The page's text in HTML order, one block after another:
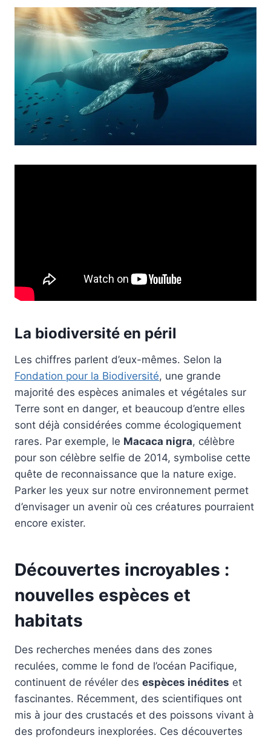
La biodiversité en péril
Les chiffres parlent d’eux-mêmes. Selon la
Fondation pour la Biodiversité, une grande
majorité des espèces animales et végétales sur
Terre sont en danger, et beaucoup d’entre elles
sont déjà considérées comme écologiquement
rares. Par exemple, le Macaca nigra, célèbre
pour son célèbre selfie de 2014, symbolise cette
quête de reconnaissance que la nature exige.
Parker les yeux sur notre environnement permet
d’envisager un avenir où ces créatures pourraient
encore exister.
Découvertes incroyables :
nouvelles espèces et
habitats
Des recherches menées dans des zones
reculées, comme le fond de l’océan Pacifique,
continuent de révéler des espèces inédites et
fascinantes. Récemment, des scientifiques ont
mis à jour des crustacés et des poissons vivant à
des profondeurs inexplorées. Ces découvertes